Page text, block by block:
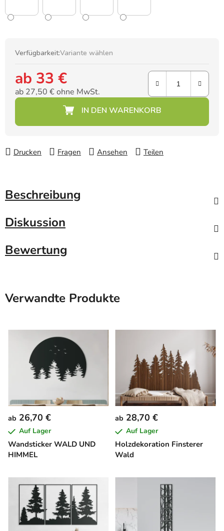
Verfügbarkeit:Variante wählen
ab 33 €
ab 27,50 €ohne MwSt.
Drucken Fragen Ansehen Teilen
Beschreibung
Diskussion
Bewertung
Verwandte Produkte
Wandsticker WALD UND
HIMMEL
ab 26,70 €
Auf Lager
Holzdekoration Finsterer
Wald
ab 28,70 €
Auf Lager